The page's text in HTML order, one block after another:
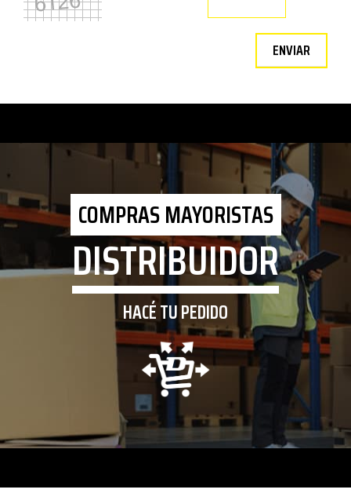
ENVIAR
COMPRAS MAYORISTAS
DISTRIBUIDOR
HACÉ TU PEDIDO